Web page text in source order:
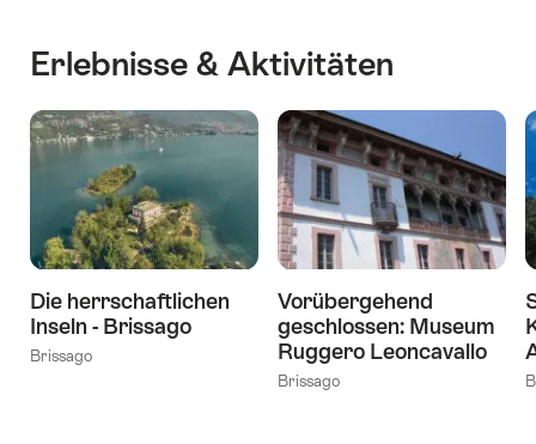
Erlebnisse & Aktivitäten
Die herrschaftlichen
Inseln - Brissago
Brissago
Vorübergehend
geschlossen: Museum
Ruggero Leoncavallo
Brissago